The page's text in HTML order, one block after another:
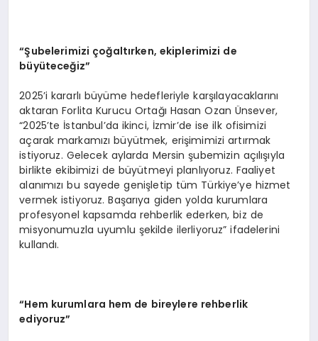
“Şubelerimizi çoğaltırken, ekiplerimizi de
büyüteceğiz”
2025’i kararlı büyüme hedefleriyle karşılayacaklarını
aktaran Forlita Kurucu Ortağı Hasan Ozan Ünsever,
“2025’te İstanbul’da ikinci, İzmir’de ise ilk ofisimizi
açarak markamızı büyütmek, erişimimizi artırmak
istiyoruz. Gelecek aylarda Mersin şubemizin açılışıyla
birlikte ekibimizi de büyütmeyi planlıyoruz. Faaliyet
alanımızı bu sayede genişletip tüm Türkiye’ye hizmet
vermek istiyoruz. Başarıya giden yolda kurumlara
profesyonel kapsamda rehberlik ederken, biz de
misyonumuzla uyumlu şekilde ilerliyoruz” ifadelerini
kullandı.
“Hem kurumlara hem de bireylere rehberlik
ediyoruz”